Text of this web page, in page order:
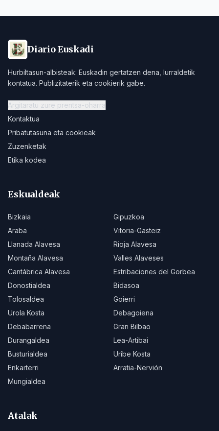
Diario Euskadi
Hurbiltasun-albisteak: Euskadin gertatzen dena, lurraldetik
kontatua. Publizitaterik eta cookierik gabe.
Argitaratu zure prentsa-oharra
Kontaktua
Pribatutasuna eta cookieak
Zuzenketak
Etika kodea
Eskualdeak
Bizkaia
Gipuzkoa
Araba
Vitoria-Gasteiz
Llanada Alavesa
Rioja Alavesa
Montaña Alavesa
Valles Alaveses
Cantábrica Alavesa
Estribaciones del Gorbea
Donostialdea
Bidasoa
Tolosaldea
Goierri
Urola Kosta
Debagoiena
Debabarrena
Gran Bilbao
Durangaldea
Lea-Artibai
Busturialdea
Uribe Kosta
Enkarterri
Arratia-Nervión
Mungialdea
Atalak